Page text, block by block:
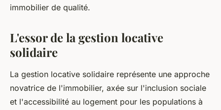
immobilier de qualité.
L'essor de la gestion locative
solidaire
La gestion locative solidaire représente une approche
novatrice de l'immobilier, axée sur l'inclusion sociale
et l'accessibilité au logement pour les populations à